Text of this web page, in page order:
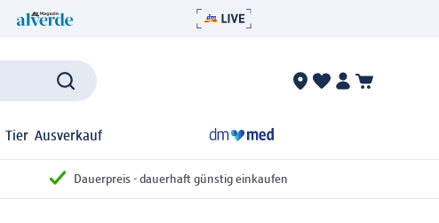
Tier Ausverkauf
Dauerpreis - dauerhaft günstig einkaufen